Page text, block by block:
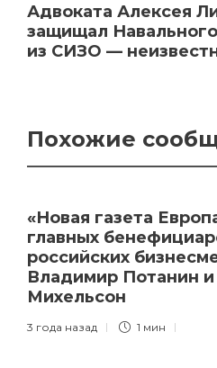
Адвоката Алексея
защищал
из СИЗО —
Похожие
«Новая газета
главных
российских
Владимир Потанин
Михельсон
3 года назад 1 мин